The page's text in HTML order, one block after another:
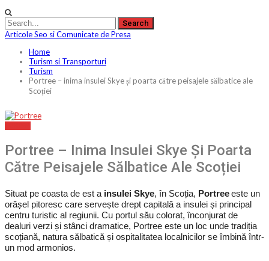
Articole Seo si Comunicate de Presa
Home
Turism si Transporturi
Turism
Portree – inima insulei Skye și poarta către peisajele sălbatice ale
Scoției
Portree – Inima Insulei Skye Și Poarta
Către Peisajele Sălbatice Ale Scoției
Situat pe coasta de est a insulei Skye, în Scoția, Portreeeste un
orășel pitoresc care servește drept capitală a insulei și principal
centru turistic al regiunii. Cu portul său colorat, înconjurat de
dealuri verzi și stânci dramatice, Portree este un loc unde tradiția
scoțiană, natura sălbatică și ospitalitatea localnicilor se îmbină într-
un mod armonios.